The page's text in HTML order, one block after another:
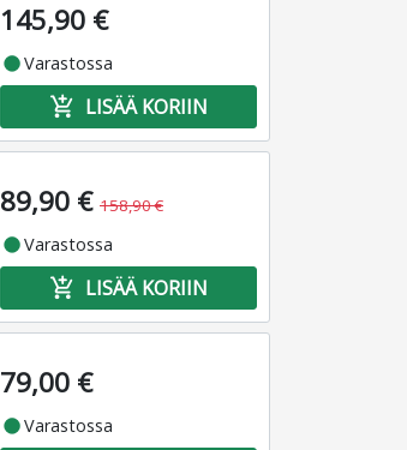
145,90 €
fiber_manual_recordVarastossa
add_shopping_cart LISÄÄ KORIIN
89,90 € 158,90 €
fiber_manual_recordVarastossa
add_shopping_cart LISÄÄ KORIIN
79,00 €
fiber_manual_recordVarastossa